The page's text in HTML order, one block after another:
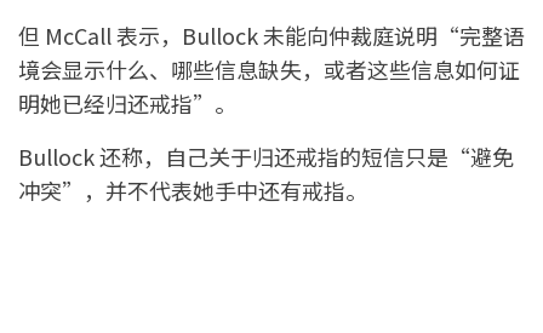
但 McCall 表示，Bullock 未能向仲裁庭说明“完整语
境会显示什么、哪些信息缺失，或者这些信息如何证
明她已经归还戒指”。
Bullock 还称，自己关于归还戒指的短信只是“避免
冲突”，并不代表她手中还有戒指。